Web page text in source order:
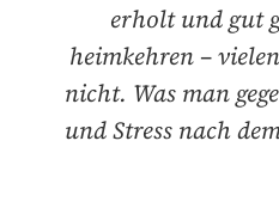
erholt und gut
heimkehren –
nicht. Was man
und Stress nach